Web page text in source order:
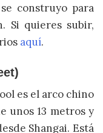
construyo para
Si quieres subir,
aquí.
es el arco chino
unos 13 metros y
Shangai. Está